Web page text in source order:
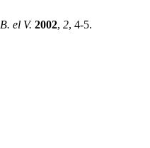
B. el V. 2002, 2, 4-5.